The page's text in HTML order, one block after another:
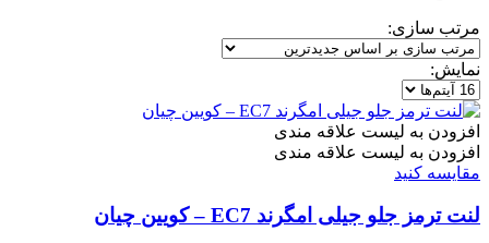
مرتب سازی:
نمایش:
افزودن به لیست علاقه مندی
افزودن به لیست علاقه مندی
مقایسه کنید
لنت ترمز جلو جیلی امگرند EC7 – کویین چیان